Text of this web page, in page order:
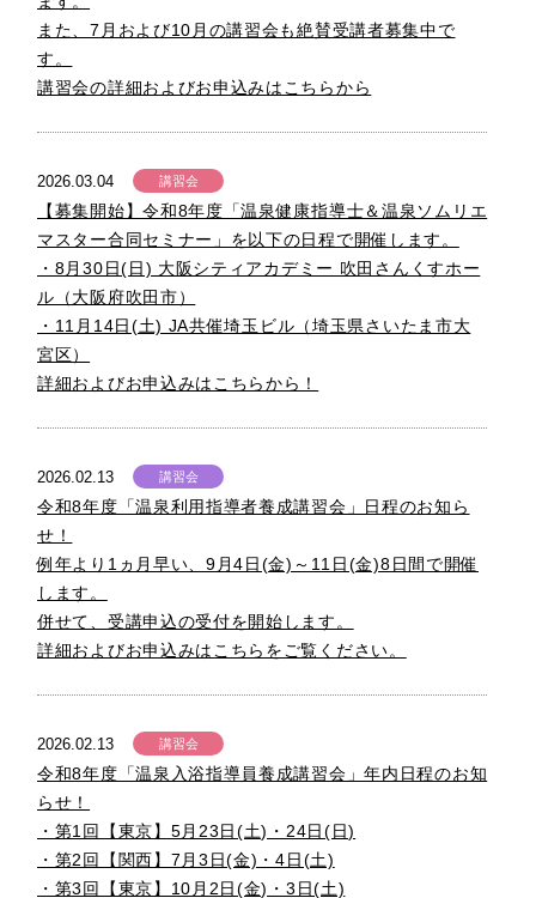
また、7月および10月の講習会も絶賛受講者募集中で
す。
講習会の詳細およびお申込みはこちらから
2026.03.04 講習会
【募集開始】令和8年度「温泉健康指導士＆温泉ソムリエ
マスター合同セミナー」を以下の日程で開催します。
・8月30日(日) 大阪シティアカデミー 吹田さんくすホー
ル（大阪府吹田市）
・11月14日(土) JA共催埼玉ビル（埼玉県さいたま市大
宮区）
詳細およびお申込みはこちらから！
2026.02.13 講習会
令和8年度「温泉利用指導者養成講習会」日程のお知ら
せ！
例年より1ヵ月早い、9月4日(金)～11日(金)8日間で開催
します。
併せて、受講申込の受付を開始します。
詳細およびお申込みはこちらをご覧ください。
2026.02.13 講習会
令和8年度「温泉入浴指導員養成講習会」年内日程のお知
らせ！
・第1回【東京】5月23日(土)・24日(日)
・第2回【関西】7月3日(金)・4日(土)
・第3回【東京】10月2日(金)・3日(土)